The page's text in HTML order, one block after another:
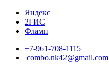
Яндекс
2ГИС
Фламп
+7-961-708-1115
combo.nk42@gmail.com